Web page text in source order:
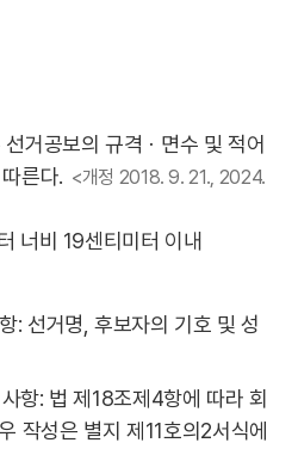
거공보의 규격ㆍ면수 및 적어
른다. <개정 2018. 9. 21., 2024.
너비 19센티미터 이내
: 선거명, 후보자의 기호 및 성
항: 법 제18조제4항에 따라 회
작성은 별지 제11호의2서식에